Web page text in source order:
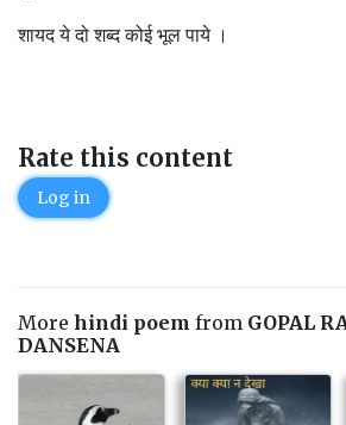
शायद ये दो शब्द कोई भूल पाये ।
Rate this content
Log in
More hindi poem from GOPAL
DANSENA